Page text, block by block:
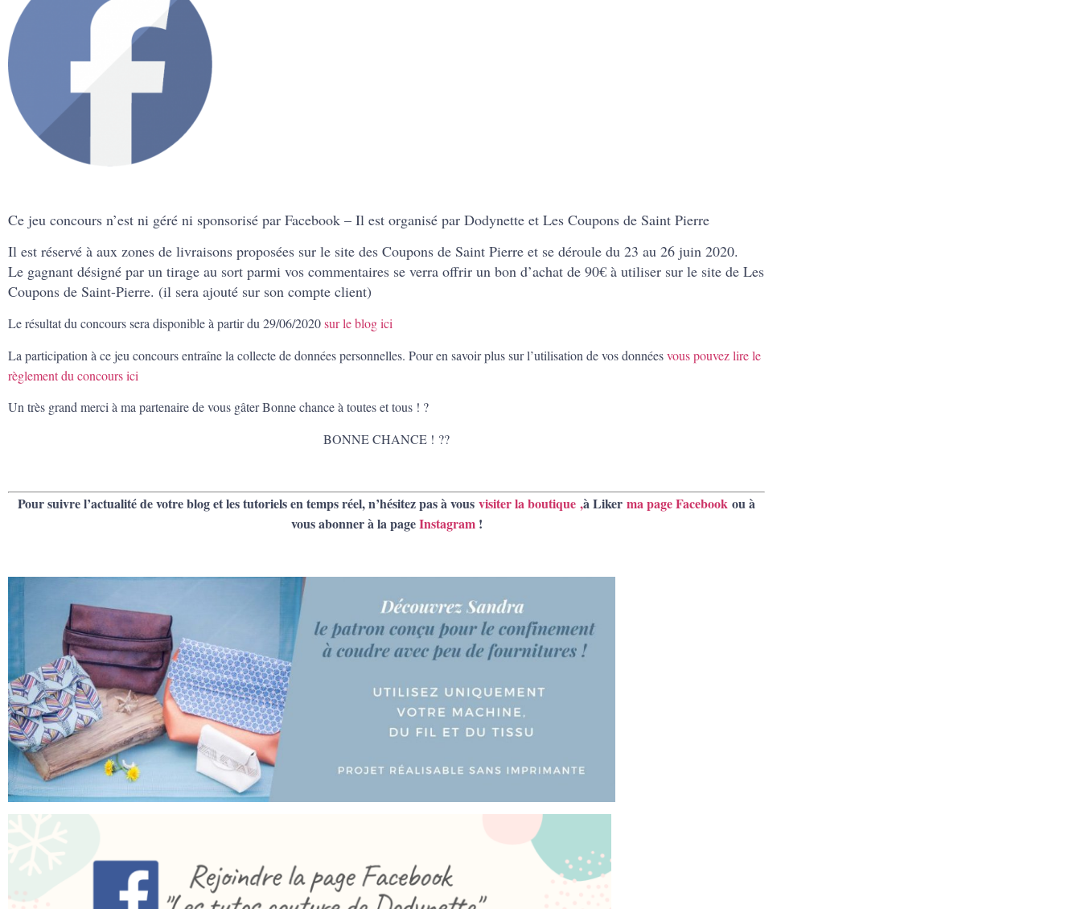
Ce jeu concours n’est ni géré ni sponsorisé par Facebook – Il est organisé par Dodynette et Les Coupons de Saint Pierre
Il est réservé à aux zones de livraisons proposées sur le site des Coupons de Saint Pierre et se déroule du 23 au 26 juin 2020.
Le gagnant désigné par un tirage au sort parmi vos commentaires se verra offrir un bon d’achat de 90€ à utiliser sur le site de Les
Coupons de Saint-Pierre. (il sera ajouté sur son compte client)
Le résultat du concours sera disponible à partir du 29/06/2020sur le blog ici
La participation à ce jeu concours entraîne la collecte de données personnelles. Pour en savoir plus sur l’utilisation de vos donnéesvous pouvez lire le
règlement du concours ici
Un très grand merci à ma partenaire de vous gâter Bonne chance à toutes et tous ! ?
BONNE CHANCE ! ??
Pour suivre l’actualité de votre blog et les tutoriels en temps réel, n’hésitez pas à vous visiter la boutique,à Likerma page Facebookou à
vous abonner à la pageInstagram!